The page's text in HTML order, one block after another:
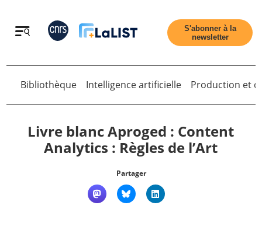
Retour
S'abonner à la
newsletter
Retour
Bibliothèque Intelligence artificielle Production et
Livre blanc Aproged : Content
Analytics : Règles de l’Art
Partager